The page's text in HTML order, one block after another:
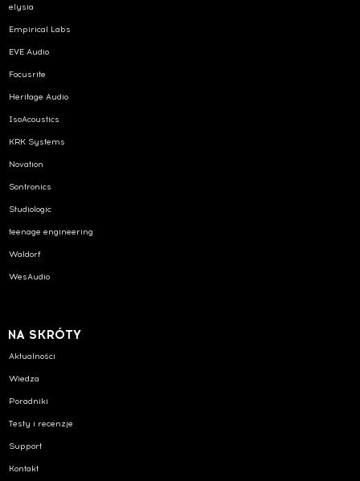
elysia
Empirical Labs
EVE Audio
Focusrite
Heritage Audio
IsoAcoustics
KRK Systems
Novation
Sontronics
Studiologic
teenage engineering
Waldorf
WesAudio
NA SKRÓTY
Aktualności
Wiedza
Poradniki
Testy i recenzje
Support
Kontakt